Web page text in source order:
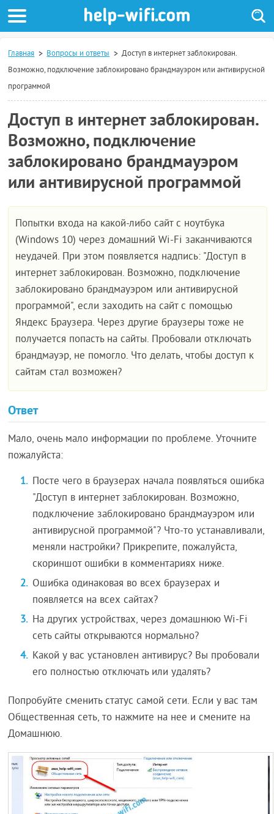
Главная Вопросы и ответы
Доступ в интернет заблокирован.
Возможно, подключение заблокировано брандмауэром или антивирусной
программой
Доступ в интернет заблокирован.
Возможно, подключение
заблокировано брандмауэром
или антивирусной программой
Попытки входа на какой-либо сайт с ноутбука
(Windows 10) через домашний Wi-Fi заканчиваются
неудачей. При этом появляется надпись: "Доступ в
интернет заблокирован. Возможно, подключение
заблокировано брандмауэром или антивирусной
программой", если заходить на сайт с помощью
Яндекс Браузера. Через другие браузеры тоже не
получается попасть на сайты. Пробовали отключать
брандмауэр, не помогло. Что делать, чтобы доступ к
сайтам стал возможен?
Ответ
Мало, очень мало информации по проблеме. Уточните
пожалуйста:
Посте чего в браузерах начала появляться ошибка
"Доступ в интернет заблокирован. Возможно,
подключение заблокировано брандмауэром или
антивирусной программой"? Что-то устанавливали,
меняли настройки? Прикрепите, пожалуйста,
скориншот ошибки в комментариях ниже.
Ошибка одинаковая во всех браузерах и
появляется на всех сайтах?
На других устройствах, через домашнюю Wi-Fi
сеть сайты открываются нормально?
Какой у вас установлен антивирус? Вы пробовали
его полностью отключать или удалять?
Попробуйте сменить статус самой сети. Если у вас там
Общественная сеть, то нажмите на нее и смените на
Домашнюю.